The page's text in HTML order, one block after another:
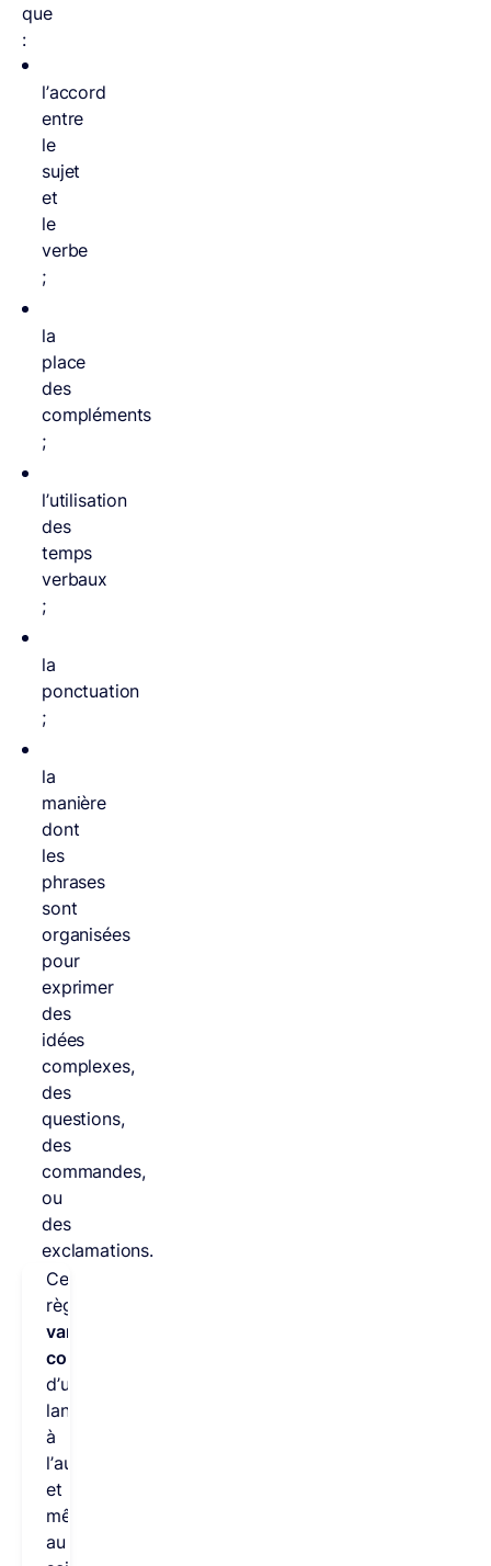
que
:
l’accord
entre
le
sujet
et
le
verbe
;
la
place
des
compléments
;
l’utilisation
des
temps
verbaux
;
la
ponctuation
;
la
manière
dont
les
phrases
sont
organisées
pour
exprimer
des
idées
complexes,
des
questions,
des
commandes,
ou
des
exclamations.
Ces
règles
varient
considérablement
d’une
langue
à
l’autre,
et
même
au